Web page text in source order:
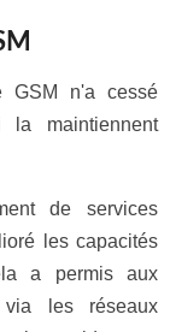
GSM n'a cessé
la maintiennent
de services
les capacités
a permis aux
via les réseaux